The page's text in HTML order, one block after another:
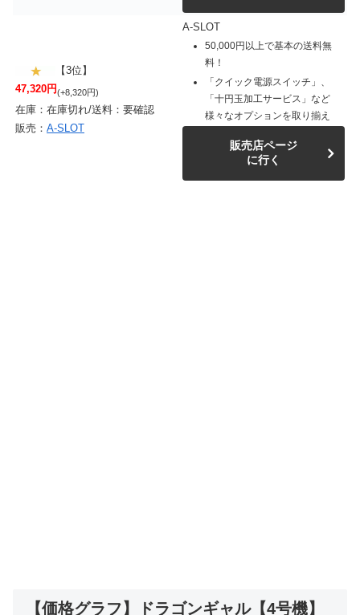
【3位】
47,320円(+8,320円)
在庫：在庫切れ/送料：要確認
販売： A-SLOT
A-SLOT
50,000円以上で基本の送料無
料！
「クイック電源スイッチ」、
「十円玉加工サービス」など
様々なオプションを取り揃え
販売店ページ
に行く
【価格グラフ】ドラゴンギャル【4号機】